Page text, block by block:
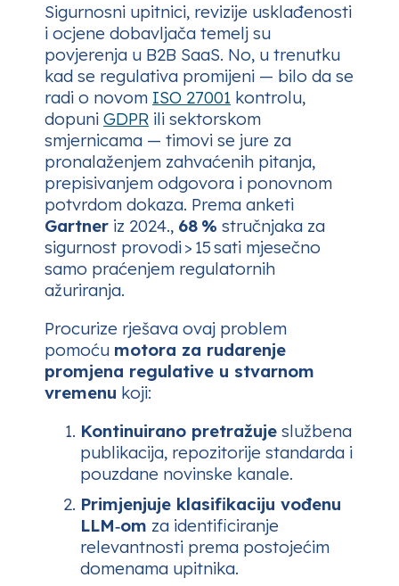
Sigurnosni upitnici, revizije usklađenosti
i ocjene dobavljača temelj su
povjerenja u B2B SaaS. No, u trenutku
kad se regulativa promijeni — bilo da se
radi o novom ISO 27001 kontrolu,
dopuni GDPR ili sektorskom
smjernicama — timovi se jure za
pronalaženjem zahvaćenih pitanja,
prepisivanjem odgovora i ponovnom
potvrdom dokaza. Prema anketi
Gartner iz 2024., 68 % stručnjaka za
sigurnost provodi > 15 sati mjesečno
samo praćenjem regulatornih
ažuriranja.
Procurize rješava ovaj problem
pomoću motora za rudarenje
promjena regulative u stvarnom
vremenu koji:
Kontinuirano pretražuje službena
publikacija, repozitorije standarda i
pouzdane novinske kanale.
Primjenjuje klasifikaciju vođenu
LLM‑om za identificiranje
relevantnosti prema postojećim
domenama upitnika.